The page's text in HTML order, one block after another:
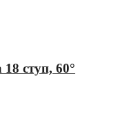
ступ, 60°